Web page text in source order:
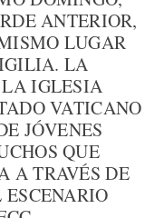
ANTERIOR,
LUGAR
LA
IGLESIA
VATICANO
JÓVENES
QUE
A TRAVÉS DE